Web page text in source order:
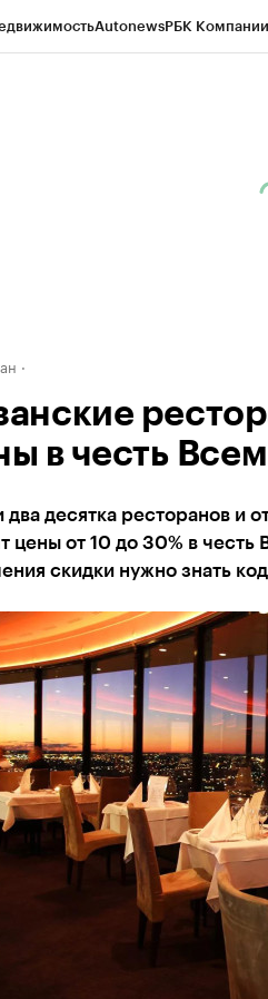
AutonewsРБК Компании
в честь
два десятка ресторанов и
цены от 10 до 30% в
скидки нужно знать